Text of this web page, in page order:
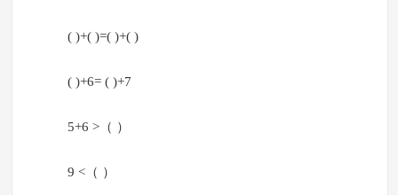
( )+( )=( )+( )
( )+6= ( )+7
5+6 >（ ）
9 <（ ）